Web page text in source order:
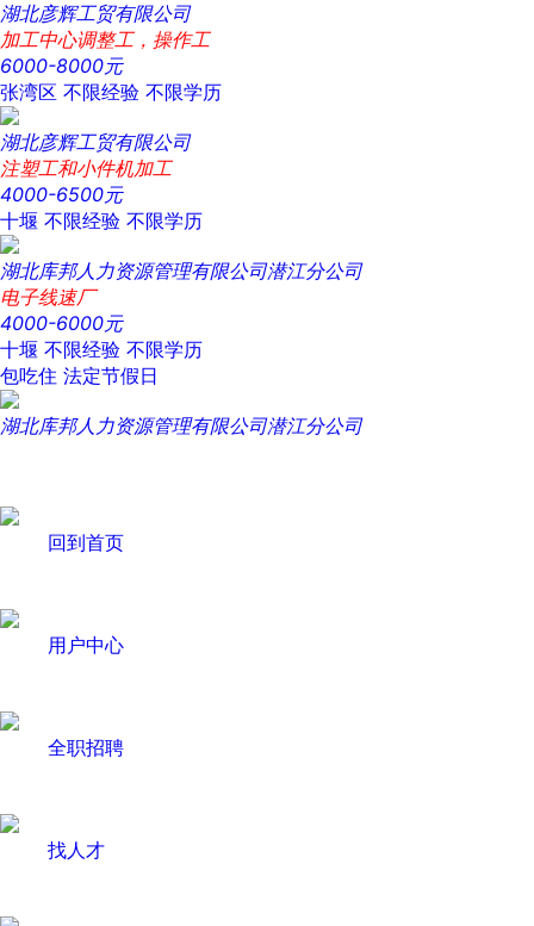
湖北彦辉工贸有限公司
加工中心调整工，操作工
6000-8000元
张湾区 不限经验 不限学历
湖北彦辉工贸有限公司
注塑工和小件机加工
4000-6500元
十堰 不限经验 不限学历
湖北库邦人力资源管理有限公司潜江分公司
电子线速厂
4000-6000元
十堰 不限经验 不限学历
包吃住 法定节假日
湖北库邦人力资源管理有限公司潜江分公司
回到首页
用户中心
全职招聘
找人才